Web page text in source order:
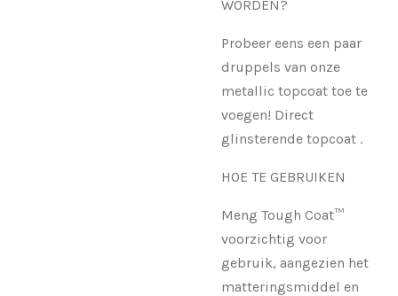
WORDEN?
Probeer eens een paar
druppels van onze
metallic topcoat toe te
voegen! Direct
glinsterende topcoat .
HOE TE GEBRUIKEN
Meng Tough Coat™
voorzichtig voor
gebruik, aangezien het
matteringsmiddel en